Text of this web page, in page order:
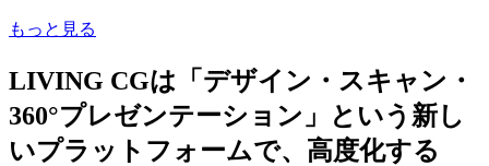
もっと見る
LIVING CGは「デザイン・スキャン・
360°プレゼンテーション」という新し
いプラットフォームで、高度化する